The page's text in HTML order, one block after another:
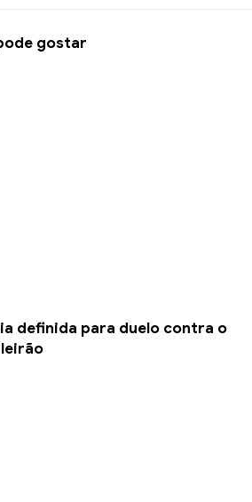
gostar
definida para duelo contra o